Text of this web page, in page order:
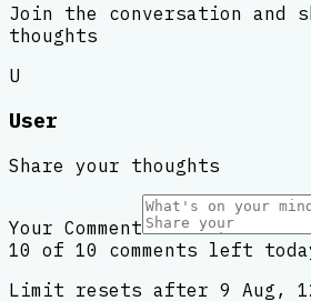
Join the conversation and
thoughts
U
User
Share your thoughts
Your Comment
10 of 10 comments left
Limit resets after 9 Aug,